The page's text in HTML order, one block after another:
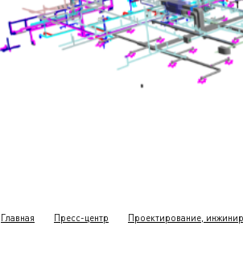
Главная Пресс-центр Проектирование,